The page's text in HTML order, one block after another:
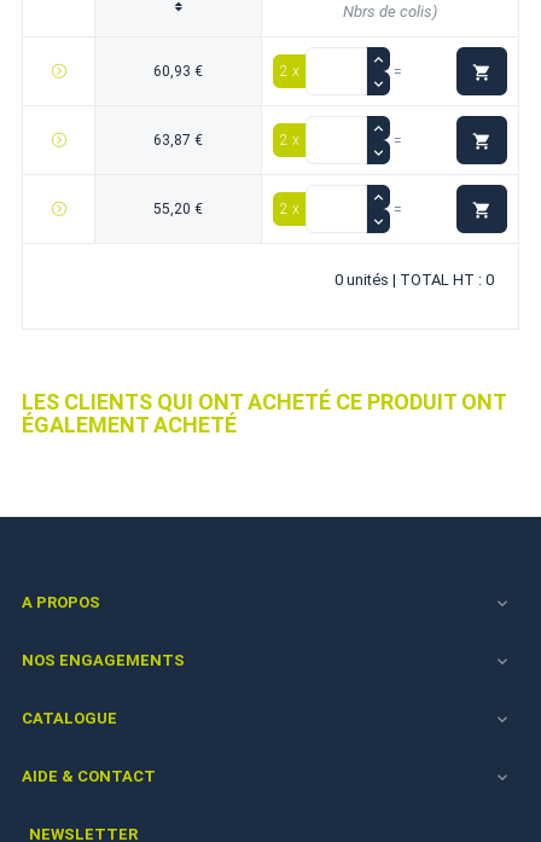
Nbrs de colis)
60,93 € 2 x = 
63,87 € 2 x = 
55,20 € 2 x = 
0 unités | TOTAL HT : 0
LES CLIENTS QUI ONT ACHETÉ CE PRODUIT ONT
ÉGALEMENT ACHETÉ
A PROPOS 
NOS ENGAGEMENTS 
CATALOGUE 
AIDE & CONTACT 
NEWSLETTER